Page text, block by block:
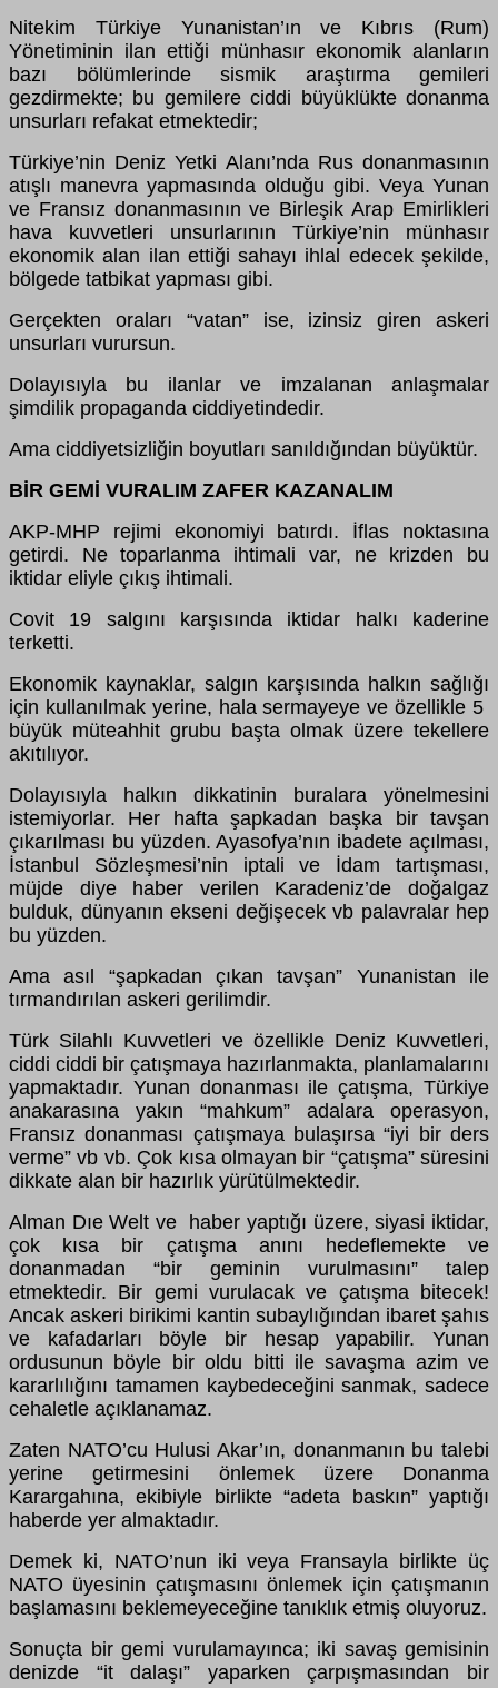
Nitekim Türkiye Yunanistan’ın ve Kıbrıs (Rum)
Yönetiminin ilan ettiği münhasır ekonomik alanların
bazı bölümlerinde sismik araştırma gemileri
gezdirmekte; bu gemilere ciddi büyüklükte donanma
unsurları refakat etmektedir;
Türkiye’nin Deniz Yetki Alanı’nda Rus donanmasının
atışlı manevra yapmasında olduğu gibi. Veya Yunan
ve Fransız donanmasının ve Birleşik Arap Emirlikleri
hava kuvvetleri unsurlarının Türkiye’nin münhasır
ekonomik alan ilan ettiği sahayı ihlal edecek şekilde,
bölgede tatbikat yapması gibi.
Gerçekten oraları “vatan” ise, izinsiz giren askeri
unsurları vurursun.
Dolayısıyla bu ilanlar ve imzalanan anlaşmalar
şimdilik propaganda ciddiyetindedir.
Ama ciddiyetsizliğin boyutları sanıldığından büyüktür.
BİR GEMİ VURALIM ZAFER KAZANALIM
AKP-MHP rejimi ekonomiyi batırdı. İflas noktasına
getirdi. Ne toparlanma ihtimali var, ne krizden bu
iktidar eliyle çıkış ihtimali.
Covit 19 salgını karşısında iktidar halkı kaderine
terketti.
Ekonomik kaynaklar, salgın karşısında halkın sağlığı
için kullanılmak yerine, hala sermayeye ve özellikle 5
büyük müteahhit grubu başta olmak üzere tekellere
akıtılıyor.
Dolayısıyla halkın dikkatinin buralara yönelmesini
istemiyorlar. Her hafta şapkadan başka bir tavşan
çıkarılması bu yüzden. Ayasofya’nın ibadete açılması,
İstanbul Sözleşmesi’nin iptali ve İdam tartışması,
müjde diye haber verilen Karadeniz’de doğalgaz
bulduk, dünyanın ekseni değişecek vb palavralar hep
bu yüzden.
Ama asıl “şapkadan çıkan tavşan” Yunanistan ile
tırmandırılan askeri gerilimdir.
Türk Silahlı Kuvvetleri ve özellikle Deniz Kuvvetleri,
ciddi ciddi bir çatışmaya hazırlanmakta, planlamalarını
yapmaktadır. Yunan donanması ile çatışma, Türkiye
anakarasına yakın “mahkum” adalara operasyon,
Fransız donanması çatışmaya bulaşırsa “iyi bir ders
verme” vb vb. Çok kısa olmayan bir “çatışma” süresini
dikkate alan bir hazırlık yürütülmektedir.
Alman Dıe Welt ve haber yaptığı üzere, siyasi iktidar,
çok kısa bir çatışma anını hedeflemekte ve
donanmadan “bir geminin vurulmasını” talep
etmektedir. Bir gemi vurulacak ve çatışma bitecek!
Ancak askeri birikimi kantin subaylığından ibaret şahıs
ve kafadarları böyle bir hesap yapabilir. Yunan
ordusunun böyle bir oldu bitti ile savaşma azim ve
kararlılığını tamamen kaybedeceğini sanmak, sadece
cehaletle açıklanamaz.
Zaten NATO’cu Hulusi Akar’ın, donanmanın bu talebi
yerine getirmesini önlemek üzere Donanma
Karargahına, ekibiyle birlikte “adeta baskın” yaptığı
haberde yer almaktadır.
Demek ki, NATO’nun iki veya Fransayla birlikte üç
NATO üyesinin çatışmasını önlemek için çatışmanın
başlamasını beklemeyeceğine tanıklık etmiş oluyoruz.
Sonuçta bir gemi vurulamayınca; iki savaş gemisinin
denizde “it dalaşı” yaparken çarpışmasından bir